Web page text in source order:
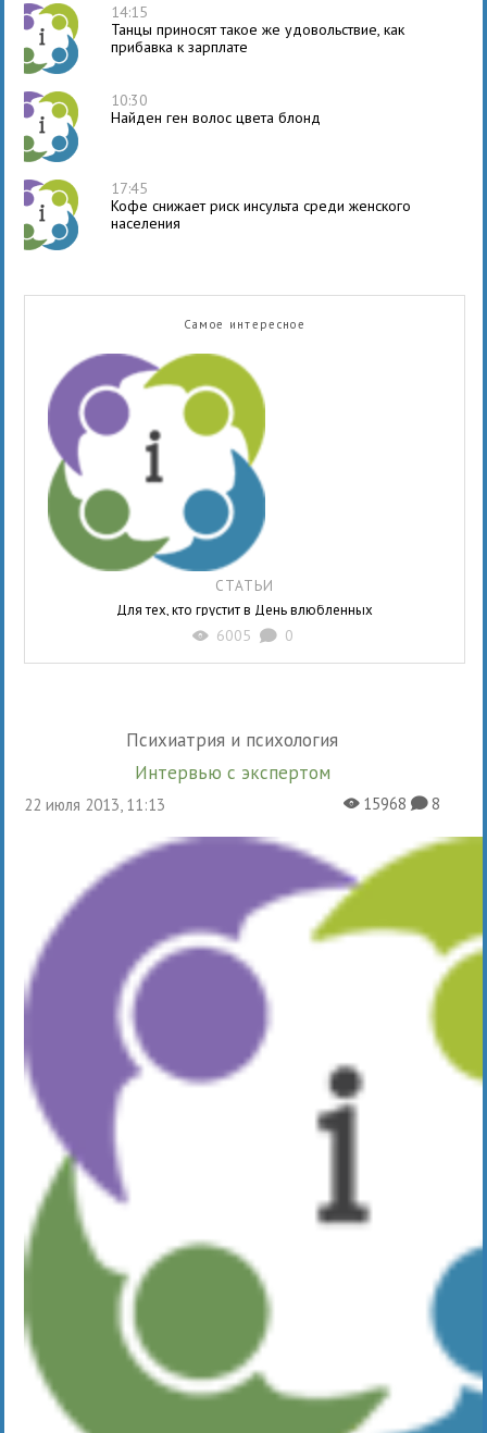
14:15
Танцы приносят такое же удовольствие, как
прибавка к зарплате
10:30
Найден ген волос цвета блонд
17:45
Кофе снижает риск инсульта среди женского
населения
Самое интересное
СТАТЬИ
Для тех, кто грустит в День влюбленных
X 6005 K 0
Психиатрия и психология
Интервью с экспертом
22 июля 2013, 11:13 X15968K8